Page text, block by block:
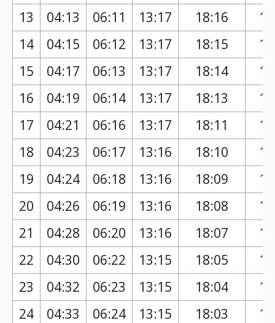
13 04:13 06:11 13:17 18:16
14
04:15 06:12 13:17 18:15
15
04:17 06:13 13:17 18:14
16
04:19 06:14 13:17 18:13
17
04:21 06:16 13:17 18:11
18
04:23 06:17 13:16 18:10
19
04:24 06:18 13:16 18:09
20
04:26 06:19 13:16 18:08
21
04:28 06:20 13:16 18:07
22
04:30 06:22 13:15 18:05
23
04:32 06:23 13:15 18:04
24
04:33 06:24 13:15 18:03